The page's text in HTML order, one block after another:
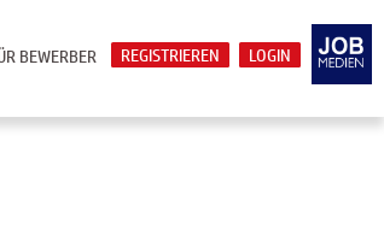
LOGIN
REGISTRIEREN
BEWERBER